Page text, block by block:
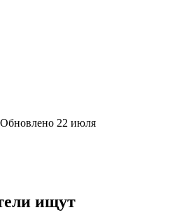
Обновлено 22 июля
ищут